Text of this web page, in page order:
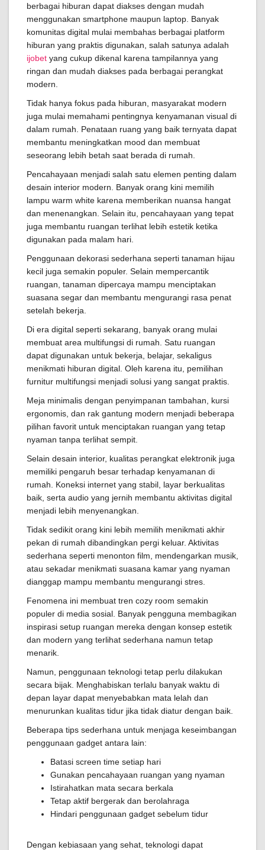
berbagai hiburan dapat diakses dengan mudah
menggunakan smartphone maupun laptop. Banyak
komunitas digital mulai membahas berbagai platform
hiburan yang praktis digunakan, salah satunya adalah
ijobet yang cukup dikenal karena tampilannya yang
ringan dan mudah diakses pada berbagai perangkat
modern.
Tidak hanya fokus pada hiburan, masyarakat modern
juga mulai memahami pentingnya kenyamanan visual di
dalam rumah. Penataan ruang yang baik ternyata dapat
membantu meningkatkan mood dan membuat
seseorang lebih betah saat berada di rumah.
Pencahayaan menjadi salah satu elemen penting dalam
desain interior modern. Banyak orang kini memilih
lampu warm white karena memberikan nuansa hangat
dan menenangkan. Selain itu, pencahayaan yang tepat
juga membantu ruangan terlihat lebih estetik ketika
digunakan pada malam hari.
Penggunaan dekorasi sederhana seperti tanaman hijau
kecil juga semakin populer. Selain mempercantik
ruangan, tanaman dipercaya mampu menciptakan
suasana segar dan membantu mengurangi rasa penat
setelah bekerja.
Di era digital seperti sekarang, banyak orang mulai
membuat area multifungsi di rumah. Satu ruangan
dapat digunakan untuk bekerja, belajar, sekaligus
menikmati hiburan digital. Oleh karena itu, pemilihan
furnitur multifungsi menjadi solusi yang sangat praktis.
Meja minimalis dengan penyimpanan tambahan, kursi
ergonomis, dan rak gantung modern menjadi beberapa
pilihan favorit untuk menciptakan ruangan yang tetap
nyaman tanpa terlihat sempit.
Selain desain interior, kualitas perangkat elektronik juga
memiliki pengaruh besar terhadap kenyamanan di
rumah. Koneksi internet yang stabil, layar berkualitas
baik, serta audio yang jernih membantu aktivitas digital
menjadi lebih menyenangkan.
Tidak sedikit orang kini lebih memilih menikmati akhir
pekan di rumah dibandingkan pergi keluar. Aktivitas
sederhana seperti menonton film, mendengarkan musik,
atau sekadar menikmati suasana kamar yang nyaman
dianggap mampu membantu mengurangi stres.
Fenomena ini membuat tren cozy room semakin
populer di media sosial. Banyak pengguna membagikan
inspirasi setup ruangan mereka dengan konsep estetik
dan modern yang terlihat sederhana namun tetap
menarik.
Namun, penggunaan teknologi tetap perlu dilakukan
secara bijak. Menghabiskan terlalu banyak waktu di
depan layar dapat menyebabkan mata lelah dan
menurunkan kualitas tidur jika tidak diatur dengan baik.
Beberapa tips sederhana untuk menjaga keseimbangan
penggunaan gadget antara lain:
Batasi screen time setiap hari
Gunakan pencahayaan ruangan yang nyaman
Istirahatkan mata secara berkala
Tetap aktif bergerak dan berolahraga
Hindari penggunaan gadget sebelum tidur
Dengan kebiasaan yang sehat, teknologi dapat